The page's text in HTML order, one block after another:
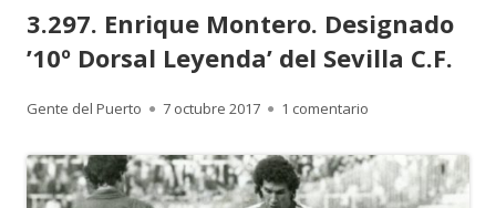
3.297. Enrique Montero. Designado
’10º Dorsal Leyenda’ del Sevilla C.F.
Autor
Gente del Puerto
Publicado
7 octubre 2017 1 comentario